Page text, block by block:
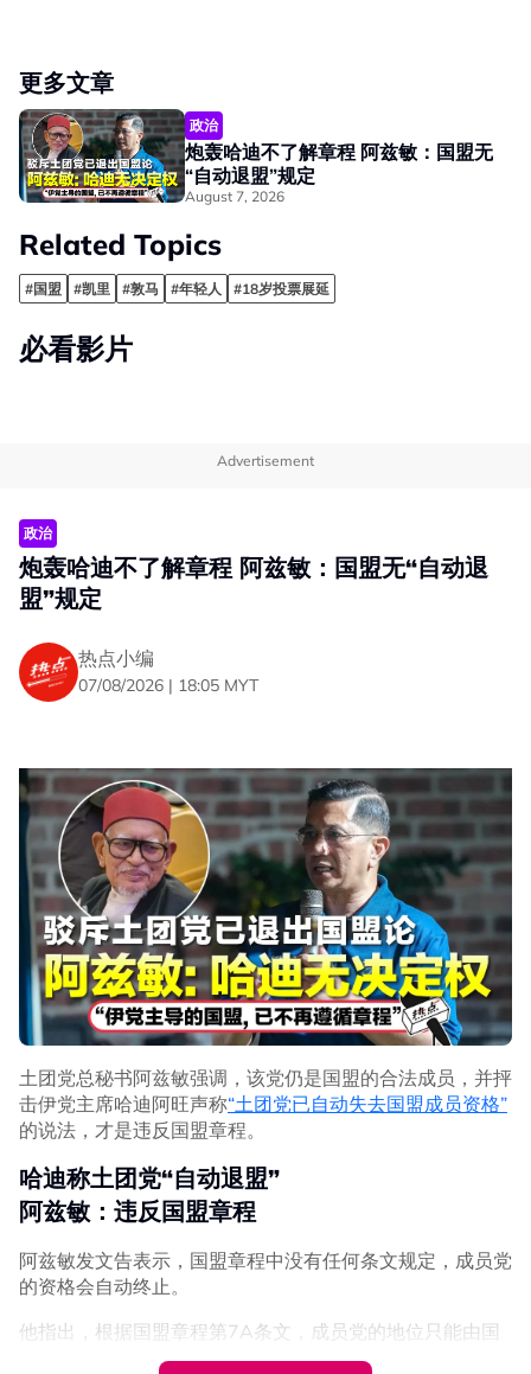
更多文章
政治
炮轰哈迪不了解章程 阿兹敏：国盟无
“自动退盟”规定
August 7, 2026
Related Topics
#国盟 #凯里 #敦马 #年轻人 #18岁投票展延
必看影片
Advertisement
政治
炮轰哈迪不了解章程 阿兹敏：国盟无“自动退
盟”规定
热点小编
07/08/2026 | 18:05 MYT
土团党总秘书阿兹敏强调，该党仍是国盟的合法成员，并抨
击伊党主席哈迪阿旺声称“土团党已自动失去国盟成员资格”
的说法，才是违反国盟章程。
哈迪称土团党“自动退盟”
阿兹敏：违反国盟章程
阿兹敏发文告表示，国盟章程中没有任何条文规定，成员党
的资格会自动终止。
他指出，根据国盟章程第7A条文，成员党的地位只能由国
盟主席理事会作出最终决定。